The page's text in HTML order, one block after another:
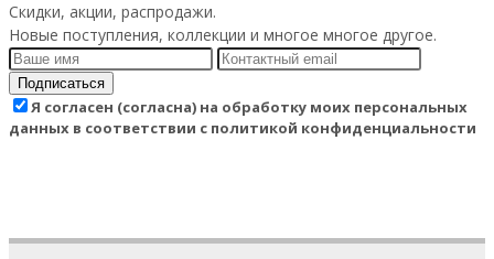
Скидки, акции, распродажи.
Новые поступления, коллекции и многое многое другое.
Подписаться
Я согласен (согласна) на обработку моих персональных
данных в соответствии с политикой конфиденциальности